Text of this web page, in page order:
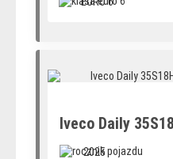
Iveco Daily 35S18HA8 V furgon
(12580714)
2025